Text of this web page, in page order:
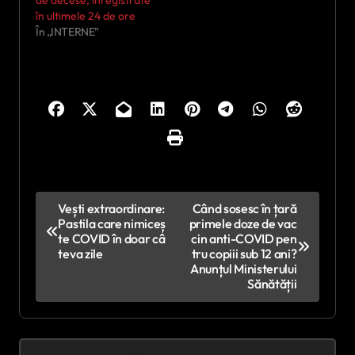
în ultimele 24 de ore
În „INTERNE”
g
a
Vești extraordinare:
Pastila care nimiceș
te COVID în doar câ
teva zile
Când sosesc în țară
primele doze de vac
cin anti-COVID pen
tru copiii sub 12 ani?
Anunțul Ministerului
Sănătății